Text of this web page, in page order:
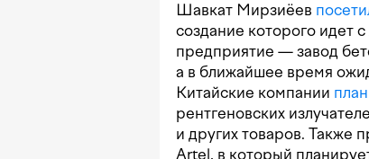
Шавкат Мирзиёев
создание которого идет
предприятие — завод
а в ближайшее время
Китайские компании
рентгеновских
и других товаров. Также
Artel, в который